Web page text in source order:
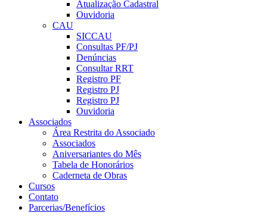
Atualização Cadastral
Ouvidoria
CAU
SICCAU
Consultas PF/PJ
Denúncias
Consultar RRT
Registro PF
Registro PJ
Registro PJ
Ouvidoria
Associados
Área Restrita do Associado
Associados
Aniversariantes do Mês
Tabela de Honorários
Caderneta de Obras
Cursos
Contato
Parcerias/Benefícios